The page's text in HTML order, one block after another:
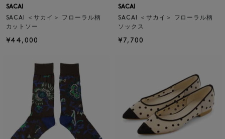
SACAI
SACAI ＜サカイ＞ フローラル柄
カットソー
¥44,000
SACAI
SACAI ＜サカイ＞ フローラル柄
ソックス
¥7,700